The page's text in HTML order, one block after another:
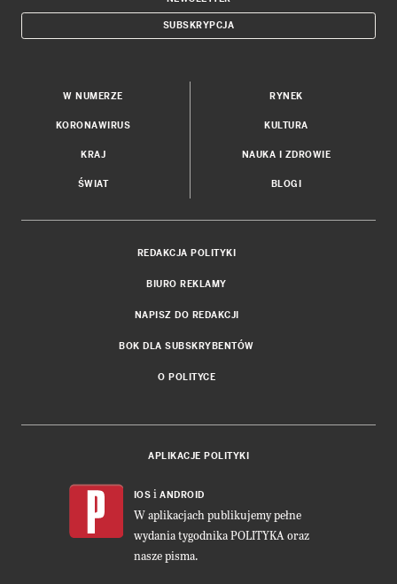
SUBSKRYPCJA
W NUMERZE
KORONAWIRUS
KRAJ
ŚWIAT
RYNEK
KULTURA
NAUKA I ZDROWIE
BLOGI
REDAKCJA POLITYKI
BIURO REKLAMY
NAPISZ DO REDAKCJI
BOK DLA SUBSKRYBENTÓW
O POLITYCE
APLIKACJE POLITYKI
IOS i ANDROID
W aplikacjach publikujemy pełne
wydania tygodnika POLITYKA oraz
nasze pisma.